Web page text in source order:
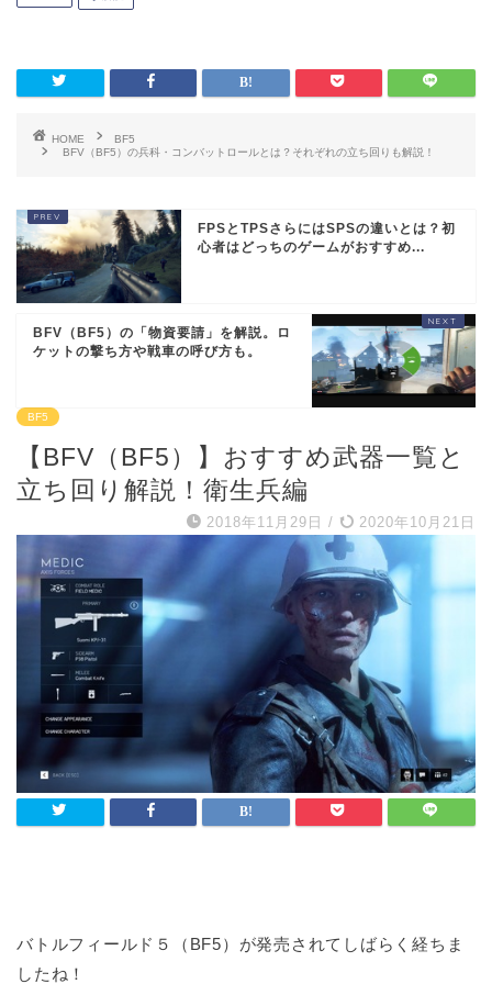
HOME
BF5
BFV（BF5）の兵科・コンバットロールとは？それぞれの立ち回りも解説！
FPSとTPSさらにはSPSの違いとは？初
心者はどっちのゲームがおすすめ...
BFV（BF5）の「物資要請」を解説。ロ
ケットの撃ち方や戦車の呼び方も。
BF5
【BFV（BF5）】おすすめ武器一覧と
立ち回り解説！衛生兵編
2018年11月29日 / 2020年10月21日
バトルフィールド５（BF5）が発売されてしばらく経ちま
したね！